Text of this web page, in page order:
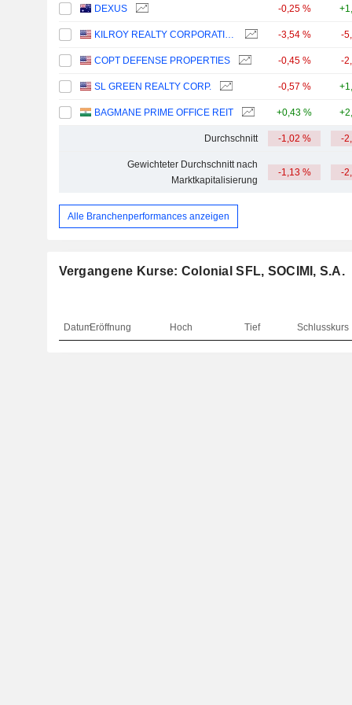
DEXUS -0,25 %
KILROY REALTY CORPORATION -3,54 % -
COPT DEFENSE PROPERTIES -0,45 % -
SL GREEN REALTY CORP. -0,57 %
BAGMANE PRIME OFFICE REIT +0,43 %
Durchschnitt -1,02 % -
Gewichteter Durchschnitt nach
Marktkapitalisierung
-1,13 % -
Alle Branchenperformances anzeigen
Vergangene Kurse: Colonial SFL, SOCIMI, S.A.
DatumEröffnung Hoch Tief Schlusskurs